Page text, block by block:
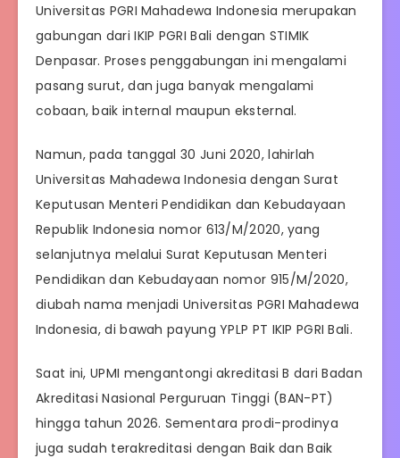
Universitas PGRI Mahadewa Indonesia merupakan
gabungan dari IKIP PGRI Bali dengan STIMIK
Denpasar. Proses penggabungan ini mengalami
pasang surut, dan juga banyak mengalami
cobaan, baik internal maupun eksternal.
Namun, pada tanggal 30 Juni 2020, lahirlah
Universitas Mahadewa Indonesia dengan Surat
Keputusan Menteri Pendidikan dan Kebudayaan
Republik Indonesia nomor 613/M/2020, yang
selanjutnya melalui Surat Keputusan Menteri
Pendidikan dan Kebudayaan nomor 915/M/2020,
diubah nama menjadi Universitas PGRI Mahadewa
Indonesia, di bawah payung YPLP PT IKIP PGRI Bali.
Saat ini, UPMI mengantongi akreditasi B dari Badan
Akreditasi Nasional Perguruan Tinggi (BAN-PT)
hingga tahun 2026. Sementara prodi-prodinya
juga sudah terakreditasi dengan Baik dan Baik